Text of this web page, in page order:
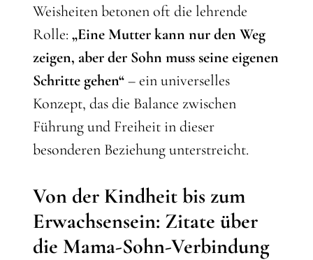
Weisheiten betonen oft die lehrende
Rolle:„Eine Mutter kann nur den Weg
zeigen, aber der Sohn muss seine eigenen
Schritte gehen“– ein universelles
Konzept, das die Balance zwischen
Führung und Freiheit in dieser
besonderen Beziehung unterstreicht.
Von der Kindheit bis zum
Erwachsensein: Zitate über
die Mama-Sohn-Verbindung